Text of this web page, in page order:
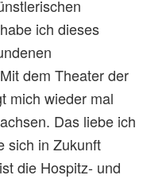
ich dieses
dem Theater der
mich wieder mal
Das liebe ich
sich in Zukunft
die Hospitz- und